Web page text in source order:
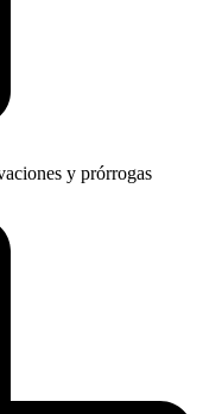
y prórrogas